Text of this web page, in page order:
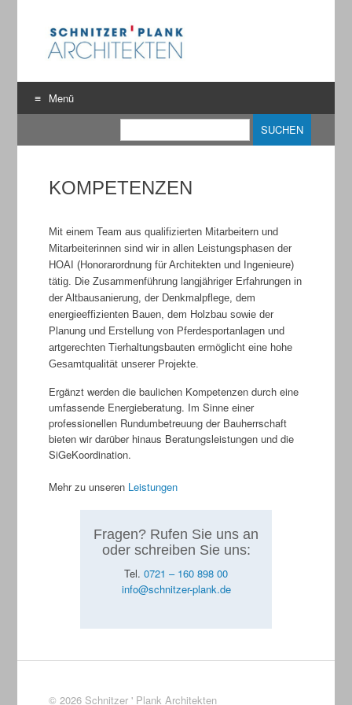
Menü
Inhalt
Suche
KOMPETENZEN
Mit einem Team aus qualifizierten Mitarbeitern und
Mitarbeiterinnen sind wir in allen Leistungsphasen der
HOAI (Honorarordnung für Architekten und Ingenieure)
tätig. Die Zusammenführung langjähriger Erfahrungen in
der Altbausanierung, der Denkmalpflege, dem
energieeffizienten Bauen, dem Holzbau sowie der
Planung und Erstellung von Pferdesportanlagen und
artgerechten Tierhaltungsbauten ermöglicht eine hohe
Gesamtqualität unserer Projekte.
Ergänzt werden die baulichen Kompetenzen durch eine
umfassende Energieberatung. Im Sinne einer
professionellen Rundumbetreuung der Bauherrschaft
bieten wir darüber hinaus Beratungsleistungen und die
SiGeKoordination.
Mehr zu unseren Leistungen
Fragen? Rufen Sie uns an
oder schreiben Sie uns:
Tel. 0721 – 160 898 00
info@schnitzer-plank.de
© 2026 Schnitzer ' Plank Architekten